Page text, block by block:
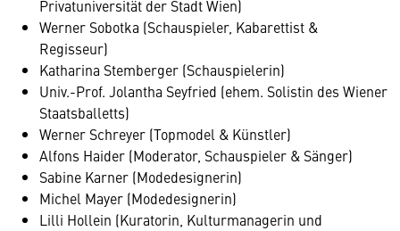
Privatuniversität der Stadt Wien)
Werner Sobotka (Schauspieler, Kabarettist &
Regisseur)
Katharina Stemberger (Schauspielerin)
Univ.-Prof. Jolantha Seyfried (ehem. Solistin des Wiener
Staatsballetts)
Werner Schreyer (Topmodel & Künstler)
Alfons Haider (Moderator, Schauspieler & Sänger)
Sabine Karner (Modedesignerin)
Michel Mayer (Modedesignerin)
Lilli Hollein (Kuratorin, Kulturmanagerin und